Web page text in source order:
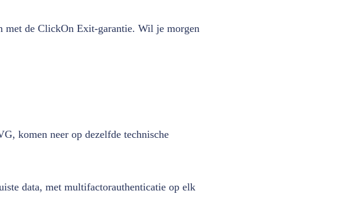
met de ClickOn Exit-garantie. Wil je morgen
komen neer op dezelfde technische
data, met multifactorauthenticatie op elk